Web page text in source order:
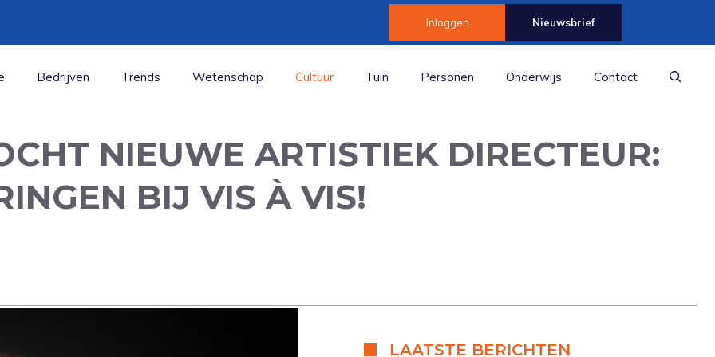
Inloggen Nieuwsbrief
Bedrijven Trends Wetenschap Cultuur Tuin Personen Onderwijs Contact
NIEUWE ARTISTIEK DIRECTEUR:
BIJ VIS À VIS!
LAATSTE BERICHTEN